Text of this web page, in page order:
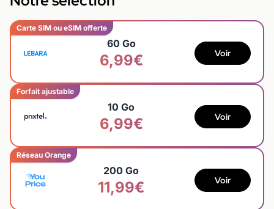
Carte SIM ou eSIM offerte
60 Go
6,99€ Voir
Forfait ajustable
10 Go
6,99€ Voir
Réseau Orange
200 Go
11,99€ Voir